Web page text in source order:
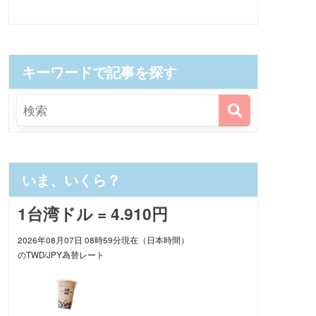
キーワードで記事を探す
いま、いくら？
1台湾ドル = 4.910円
2026年08月07日 08時59分現在（日本時間）
のTWD/JPY為替レート